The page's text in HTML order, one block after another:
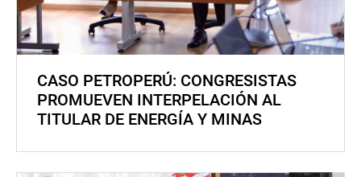
CASO PETROPERÚ: CONGRESISTAS
PROMUEVEN INTERPELACIÓN AL
TITULAR DE ENERGÍA Y MINAS